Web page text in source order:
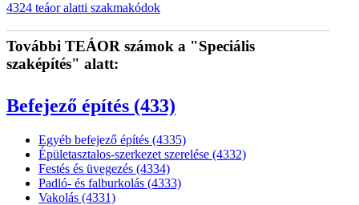
4324 teáor alatti szakmakódok
További TEÁOR számok a "Speciális
szaképítés" alatt:
Befejező építés (433)
Egyéb befejező építés (4335)
Épületasztalos-szerkezet szerelése (4332)
Festés és üvegezés (4334)
Padló- és falburkolás (4333)
Vakolás (4331)